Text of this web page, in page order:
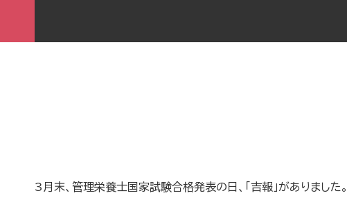
3月末、管理栄養士国家試験合格発表の日、「吉報」がありま